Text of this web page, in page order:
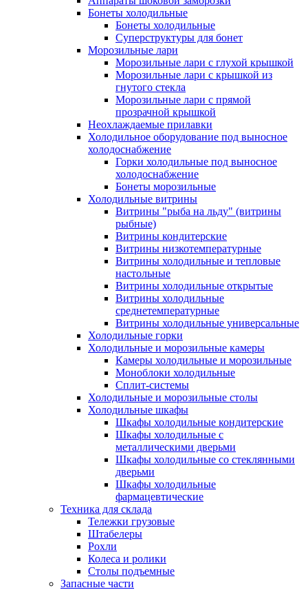
Бонеты холодильные
Бонеты холодильные
Суперструктуры для бонет
Морозильные лари
Морозильные лари с глухой крышкой
Морозильные лари с крышкой из
гнутого стекла
Морозильные лари с прямой
прозрачной крышкой
Неохлаждаемые прилавки
Холодильное оборудование под выносное
холодоснабжение
Горки холодильные под выносное
холодоснабжение
Бонеты морозильные
Холодильные витрины
Витрины "рыба на льду" (витрины
рыбные)
Витрины кондитерские
Витрины низкотемпературные
Витрины холодильные и тепловые
настольные
Витрины холодильные открытые
Витрины холодильные
среднетемпературные
Витрины холодильные универсальные
Холодильные горки
Холодильные и морозильные камеры
Камеры холодильные и морозильные
Моноблоки холодильные
Сплит-системы
Холодильные и морозильные столы
Холодильные шкафы
Шкафы холодильные кондитерские
Шкафы холодильные с
металлическими дверьми
Шкафы холодильные со стеклянными
дверьми
Шкафы холодильные
фармацевтические
Техника для склада
Тележки грузовые
Штабелеры
Рохли
Колеса и ролики
Столы подъемные
Запасные части